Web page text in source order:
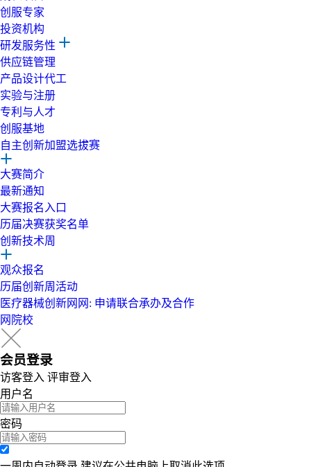
创服专家
投资机构
研发服务性
供应链管理
产品设计代工
实验与注册
专利与人才
创服基地
自主创新加盟选拔赛
大赛简介
最新通知
大赛报名入口
历届决赛获奖名单
创新技术周
观众报名
历届创新周活动
医疗器械创新网网: 申请联合承办及合作
网院校
会员登录
访客登入 评审登入
用户名
密码